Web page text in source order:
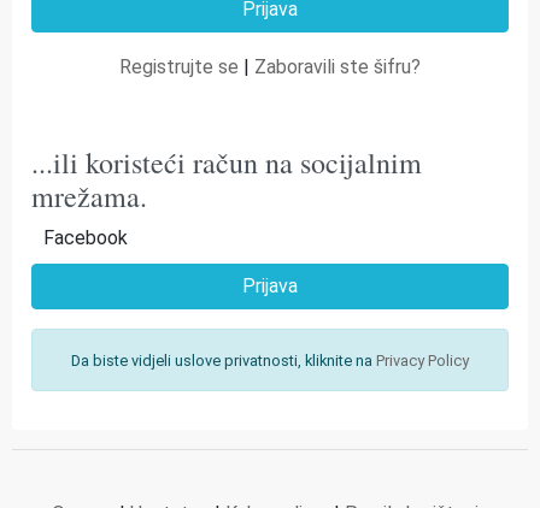
Registrujte se | Zaboravili ste šifru?
...ili koristeći račun na socijalnim
mrežama.
Facebook
Prijava
Da biste vidjeli uslove privatnosti, kliknite na Privacy Policy